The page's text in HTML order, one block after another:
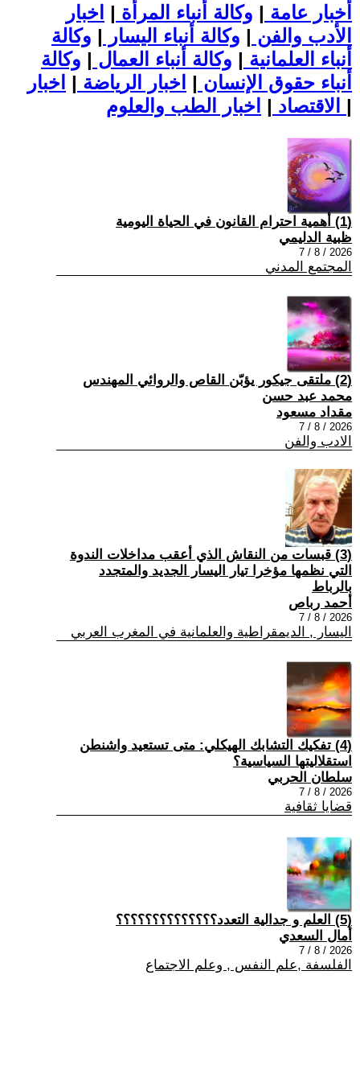
أخبار عامة | وكالة أنباء المرأة | اخبار
الأدب والفن | وكالة أنباء اليسار | وكالة
أنباء العلمانية | وكالة أنباء العمال | وكالة
أنباء حقوق الإنسان | اخبار الرياضة | اخبار
الاقتصاد | |
(1) أهمية احترام القانون في الحياة اليومية
ظبية الدليمي
2026 / 8 / 7
المجتمع المدني
(2) ملتقى جيكور يؤبّن القاص والروائي المهندس
محمد عبد حسن
مقداد مسعود
2026 / 8 / 7
الادب والفن
(3) قبسات من النقاش الذي أعقب مداخلات الندوة
التي نظمها مؤخرا تيار اليسار الجديد والمتجدد
بالرباط
أحمد رباص
2026 / 8 / 7
اليسار , الديمقراطية والعلمانية في المغرب العربي
(4) تفكيك التشابك الهيكلي: متى تستعيد واشنطن
استقلاليتها السياسية؟
سلطان الحربي
2026 / 8 / 7
قضايا ثقافية
(5) العلم و جدالية التعدد؟؟؟؟؟؟؟؟؟؟؟؟؟؟
أمال السعدي
2026 / 8 / 7
الفلسفة ,علم النفس , وعلم الاجتماع